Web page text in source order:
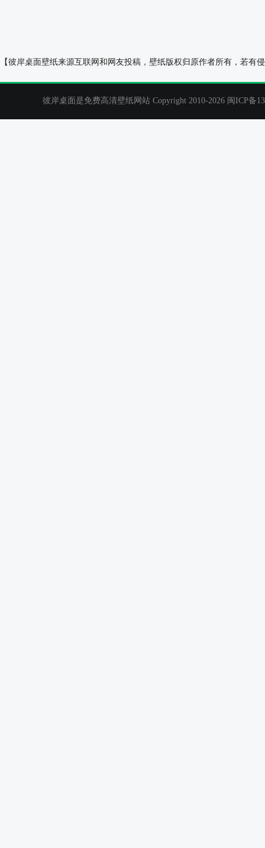
【彼岸桌面壁纸来源互联网和网友投稿，壁纸版权归原作者所有，若
彼岸桌面是免费高清壁纸网站 Copyright 2010-2026 闽ICP备